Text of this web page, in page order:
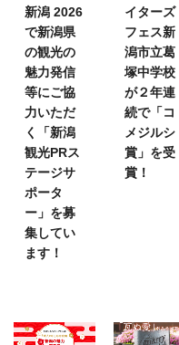
新潟 2026
で新潟県
の観光の
魅力発信
等にご協
力いただ
く「新潟
観光PRス
テージサ
ポータ
ー」を募
集してい
ます！
イターズ
フェス新
潟市立葛
塚中学校
が２年連
続で「コ
メジルシ
賞」を受
賞！